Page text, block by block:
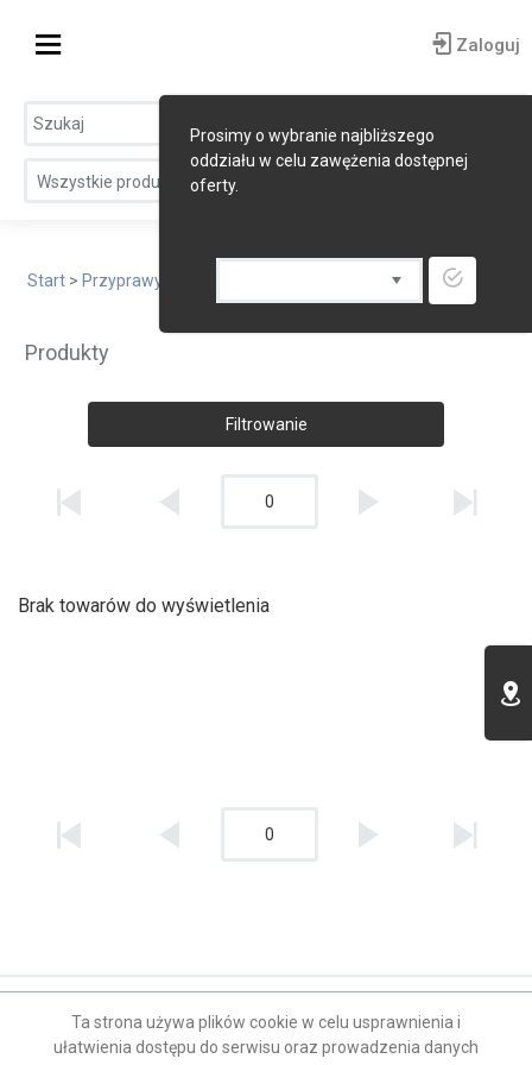
Zaloguj
Wszystkie produkty
Prosimy o wybranie najbliższego
oddziału w celu zawężenia dostępnej
oferty.
Start > Przyprawy, sosy, dressingi
Produkty
Filtrowanie
0
Brak towarów do wyświetlenia
0
Kontakt
Ta strona używa plików cookie w celu usprawnienia i
ułatwienia dostępu do serwisu oraz prowadzenia danych